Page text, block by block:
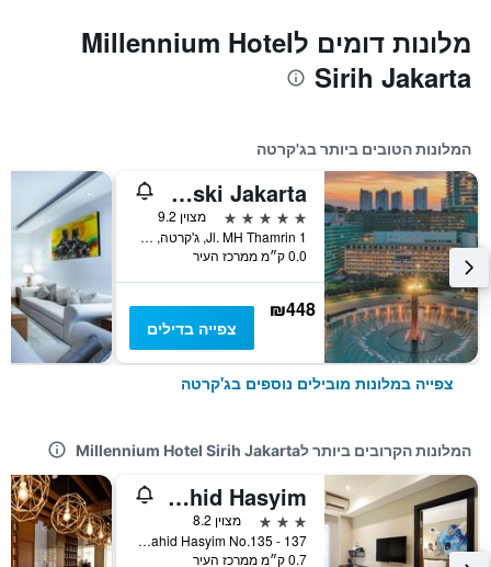
מלונות דומים לMillennium Hotel
Sirih Jakarta
המלונות הטובים ביותר בג'קרטה
Hotel Indonesia Kempinski Jakarta
5 כוכבים
מצוין 9.2
Jl. MH Thamrin 1, ג'קרטה, אינדונזיה
0.0 ק״מ ממרכז העיר
₪448
צפייה בדילים
צפייה במלונות מובילים נוספים בג'קרטה
המלונות הקרובים ביותר לMillennium Hotel Sirih Jakarta
Swiss-Belinn Wahid Hasyim
3 כוכבים
מצוין 8.2
Jl. KH. Wahid Hasyim No.135 - 137, ג'קרטה, אינדונזיה
0.7 ק״מ ממרכז העיר